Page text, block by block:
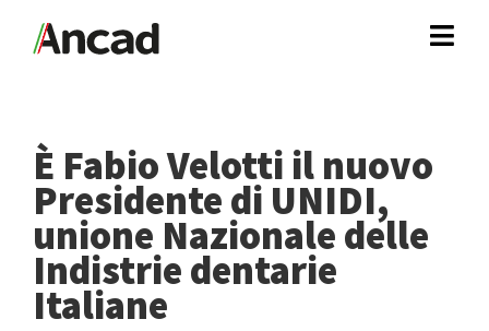
È Fabio Velotti il nuovo
Presidente di UNIDI,
unione Nazionale delle
Indistrie dentarie
Italiane